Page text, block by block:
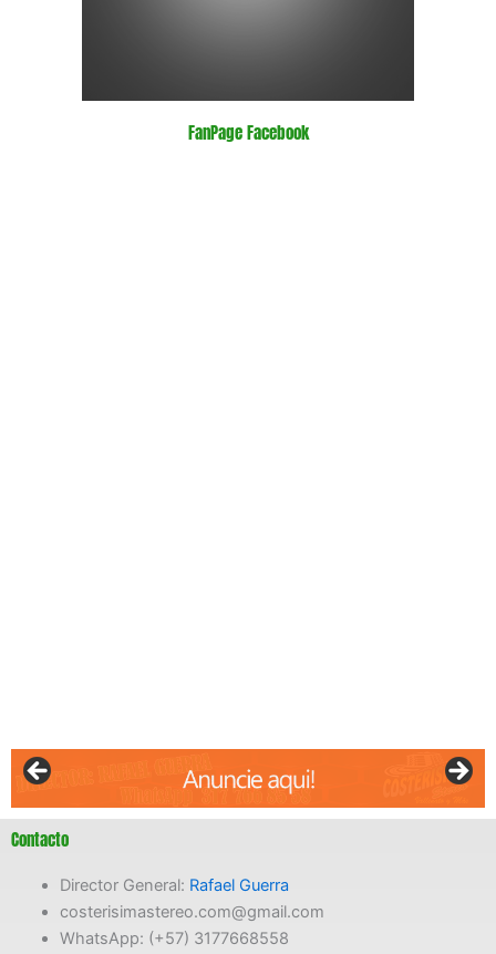
FanPage Facebook
Contacto
Director General: Rafael Guerra
costerisimastereo.com@gmail.com
WhatsApp: (+57) 3177668558